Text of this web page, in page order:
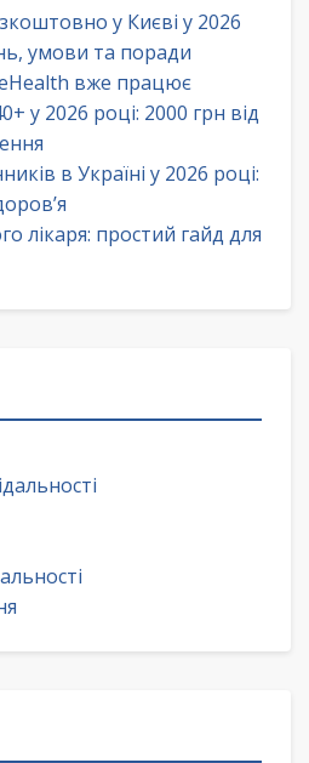
у Києві у 2026
умови та поради
eHealth вже працює
у 2026 році: 2000 грн від
в Україні у 2026 році:
лікаря: простий гайд для